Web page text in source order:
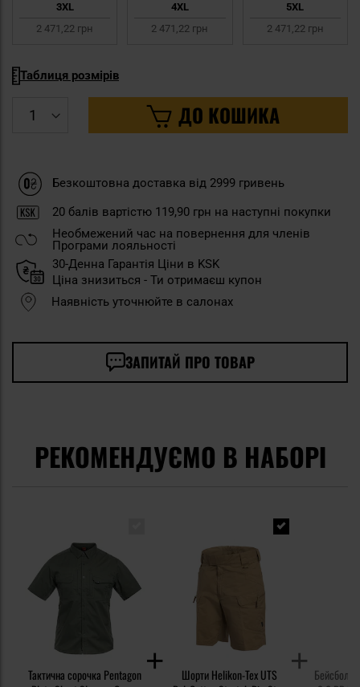
3XL
2 471,22 грн
4XL
2 471,22 грн
5XL
2 471,22 грн
Таблиця розмірів
ДО КОШИКА
Безкоштовна доставка від 2999 гривень
20 балів вартістю 119,90 грн на наступні покупки
Необмежений час на повернення для членів
Програми лояльності
30-Денна Гарантія Ціни в KSK
Ціна знизиться - Ти отримаєш купон
Наявність уточнюйте в салонах
ЗАПИТАЙ ПРО ТОВАР
РЕКОМЕНДУЄМО В НАБОРІ
Тактична сорочка Pentagon
Шорти Helikon-Tex UTS